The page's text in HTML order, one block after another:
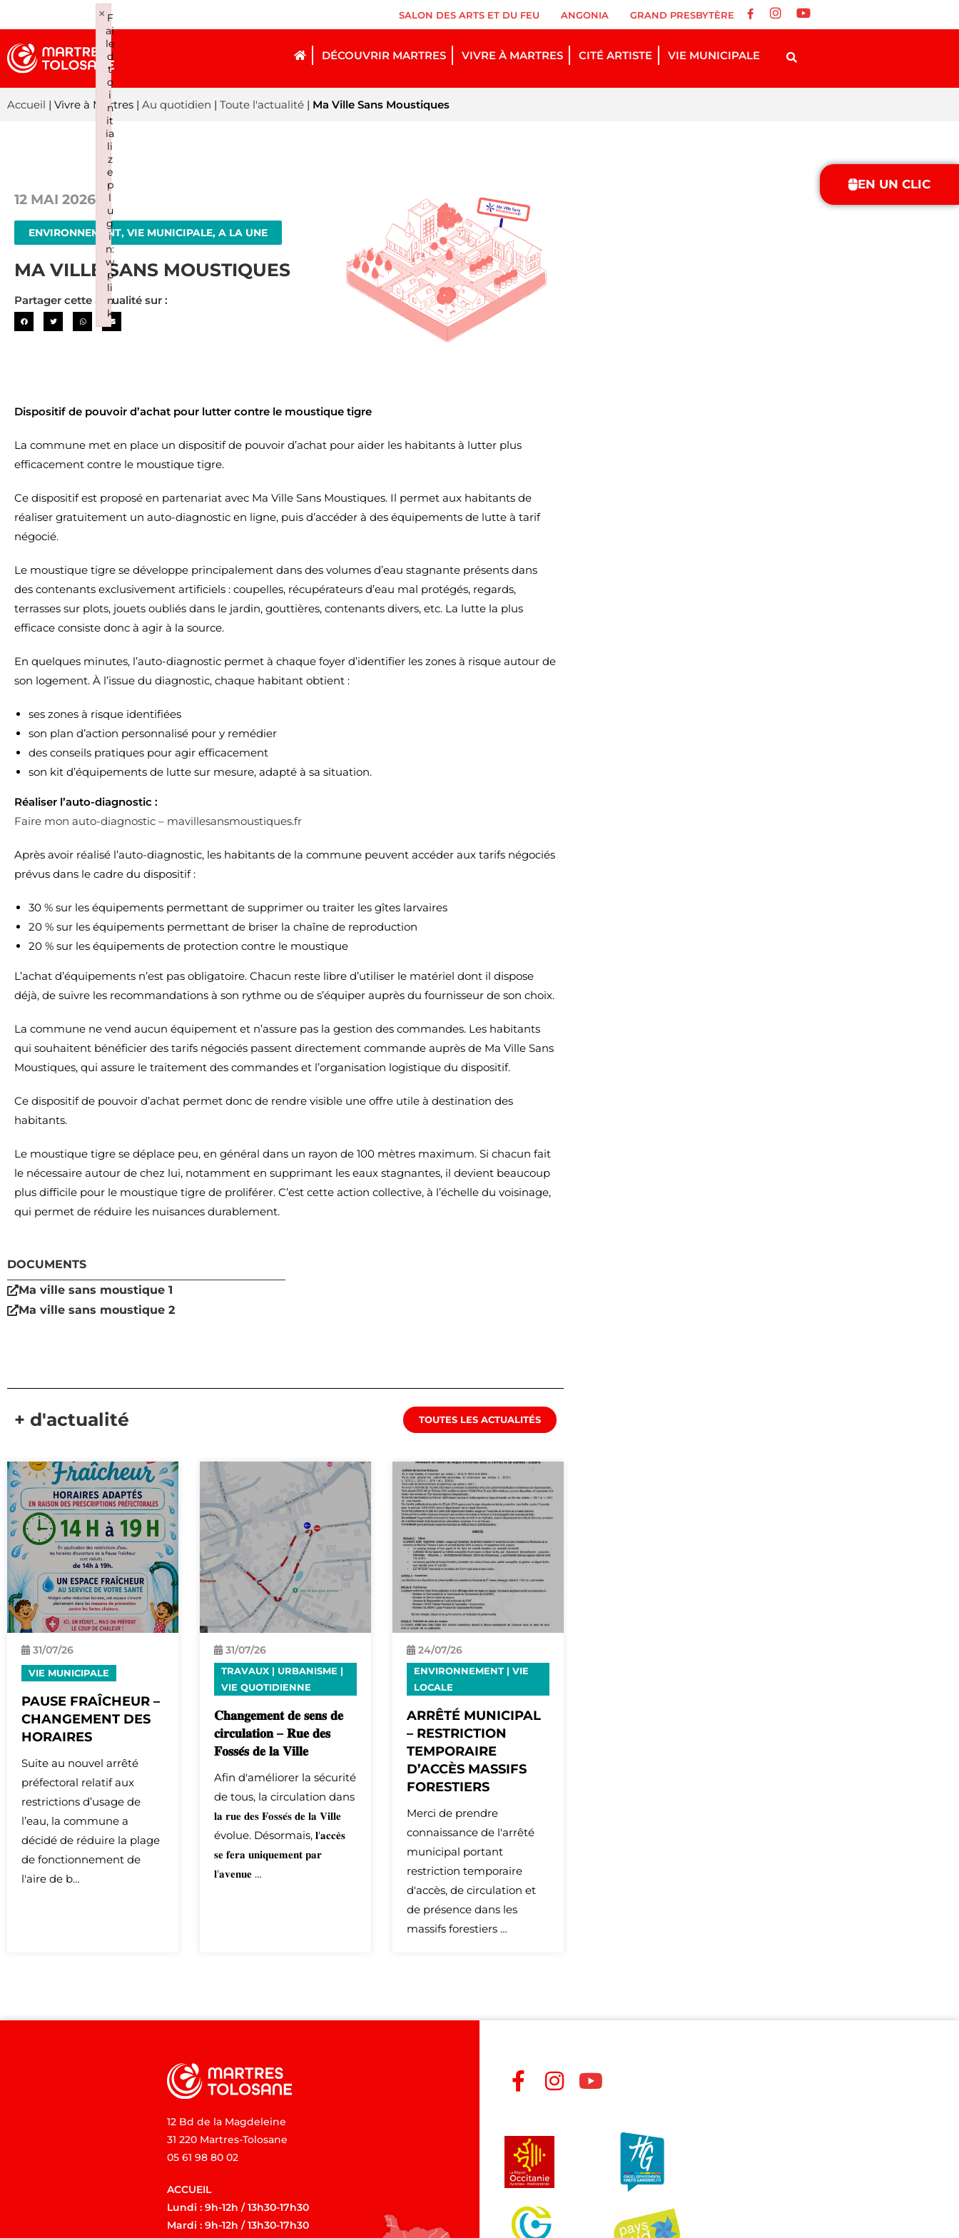
EN UN CLIC
SALON DES ARTS ET DU FEU ANGONIA GRAND PRESBYTÈRE
DÉCOUVRIR MARTRES VIVRE À MARTRES CITÉ ARTISTE VIE MUNICIPALE
Accueil | Vivre à Martres | Au quotidien | Toute l'actualité | Ma Ville Sans Moustiques
12 MAI 2026
ENVIRONNEMENT, VIE MUNICIPALE, A LA UNE
MA VILLE SANS MOUSTIQUES
Partager cette actualité sur :
Dispositif de pouvoir d’achat pour lutter contre le moustique tigre
La commune met en place un dispositif de pouvoir d’achat pour aider les habitants à lutter plus
efficacement contre le moustique tigre.
Ce dispositif est proposé en partenariat avec Ma Ville Sans Moustiques. Il permet aux habitants de
réaliser gratuitement un auto-diagnostic en ligne, puis d’accéder à des équipements de lutte à tarif
négocié.
Le moustique tigre se développe principalement dans des volumes d’eau stagnante présents dans
des contenants exclusivement artificiels : coupelles, récupérateurs d’eau mal protégés, regards,
terrasses sur plots, jouets oubliés dans le jardin, gouttières, contenants divers, etc. La lutte la plus
efficace consiste donc à agir à la source.
En quelques minutes, l’auto-diagnostic permet à chaque foyer d’identifier les zones à risque autour de
son logement. À l’issue du diagnostic, chaque habitant obtient :
ses zones à risque identifiées
son plan d’action personnalisé pour y remédier
des conseils pratiques pour agir efficacement
son kit d’équipements de lutte sur mesure, adapté à sa situation.
Réaliser l’auto-diagnostic :
Faire mon auto-diagnostic – mavillesansmoustiques.fr
Après avoir réalisé l’auto-diagnostic, les habitants de la commune peuvent accéder aux tarifs négociés
prévus dans le cadre du dispositif :
30 % sur les équipements permettant de supprimer ou traiter les gîtes larvaires
20 % sur les équipements permettant de briser la chaîne de reproduction
20 % sur les équipements de protection contre le moustique
L’achat d’équipements n’est pas obligatoire. Chacun reste libre d’utiliser le matériel dont il dispose
déjà, de suivre les recommandations à son rythme ou de s’équiper auprès du fournisseur de son choix.
La commune ne vend aucun équipement et n’assure pas la gestion des commandes. Les habitants
qui souhaitent bénéficier des tarifs négociés passent directement commande auprès de Ma Ville Sans
Moustiques, qui assure le traitement des commandes et l’organisation logistique du dispositif.
Ce dispositif de pouvoir d’achat permet donc de rendre visible une offre utile à destination des
habitants.
Le moustique tigre se déplace peu, en général dans un rayon de 100 mètres maximum. Si chacun fait
le nécessaire autour de chez lui, notamment en supprimant les eaux stagnantes, il devient beaucoup
plus difficile pour le moustique tigre de proliférer. C’est cette action collective, à l’échelle du voisinage,
qui permet de réduire les nuisances durablement.
DOCUMENTS
Ma ville sans moustique 1
Ma ville sans moustique 2
+ d'actualité TOUTES LES ACTUALITÉS
31/07/26
VIE MUNICIPALE
PAUSE FRAÎCHEUR –
CHANGEMENT DES
HORAIRES
Suite au nouvel arrêté
préfectoral relatif aux
restrictions d’usage de
l’eau, la commune a
décidé de réduire la plage
de fonctionnement de
l'aire de b…
31/07/26
TRAVAUX | URBANISME |
VIE QUOTIDIENNE
𝐂𝐡𝐚𝐧𝐠𝐞𝐦𝐞𝐧𝐭 𝐝𝐞 𝐬𝐞𝐧𝐬 𝐝𝐞
𝐜𝐢𝐫𝐜𝐮𝐥𝐚𝐭𝐢𝐨𝐧 – 𝐑𝐮𝐞 𝐝𝐞𝐬
𝐅𝐨𝐬𝐬𝐞́𝐬 𝐝𝐞 𝐥𝐚 𝐕𝐢𝐥𝐥𝐞
Afin d'améliorer la sécurité
de tous, la circulation dans
𝐥𝐚 𝐫𝐮𝐞 𝐝𝐞𝐬 𝐅𝐨𝐬𝐬𝐞́𝐬 𝐝𝐞 𝐥𝐚 𝐕𝐢𝐥𝐥𝐞
évolue. Désormais, 𝐥'𝐚𝐜𝐜𝐞̀𝐬
𝐬𝐞 𝐟𝐞𝐫𝐚 𝐮𝐧𝐢𝐪𝐮𝐞𝐦𝐞𝐧𝐭 𝐩𝐚𝐫
𝐥'𝐚𝐯𝐞𝐧𝐮𝐞 …
24/07/26
ENVIRONNEMENT | VIE
LOCALE
ARRÊTÉ MUNICIPAL
– RESTRICTION
TEMPORAIRE
D’ACCÈS MASSIFS
FORESTIERS
Merci de prendre
connaissance de l'arrêté
municipal portant
restriction temporaire
d'accès, de circulation et
de présence dans les
massifs forestiers …
12 Bd de la Magdeleine
31 220 Martres-Tolosane
05 61 98 80 02
ACCUEIL
Lundi : 9h-12h / 13h30-17h30
Mardi : 9h-12h / 13h30-17h30
F
ai
le
d
t
o
i
n
it
ia
li
z
e
p
l
u
g
i
n:
w
p
li
n
k
×
Failed to initialize plugin: wplink